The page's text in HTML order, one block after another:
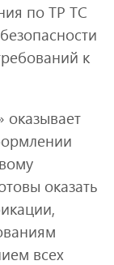
по ТР ТС
к
оказывает
оказать
всех